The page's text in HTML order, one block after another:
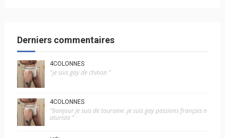
Derniers commentaires
4COLONNES
"je suis gay de chinon "
4COLONNES
"bonjour je suis de touraine .je suis gay passions français n
aturiste "